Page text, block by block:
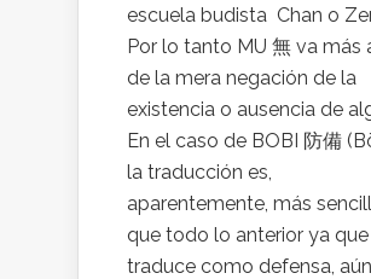
escuela budista Chan o
Por lo tanto MU 無 va más
de la mera negación de la
existencia o ausencia de
En el caso de BOBI 防備
la traducción es,
aparentemente, más
que todo lo anterior ya
traduce como defensa,